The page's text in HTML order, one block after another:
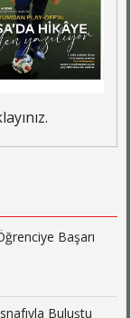
Başarı
Buluştu